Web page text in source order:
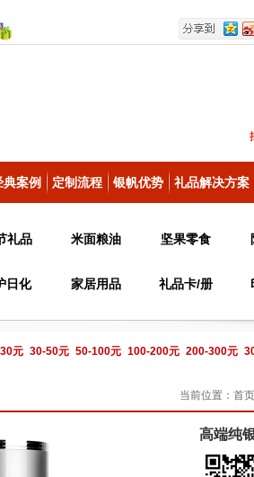
典案例 定制流程 银帆优势 礼品解决方案
礼品 米面粮油 坚果零食
日化 家居用品 礼品卡/册
元 30-50元 50-100元 100-200元 200-300元
当前位置： 首页
高端纯